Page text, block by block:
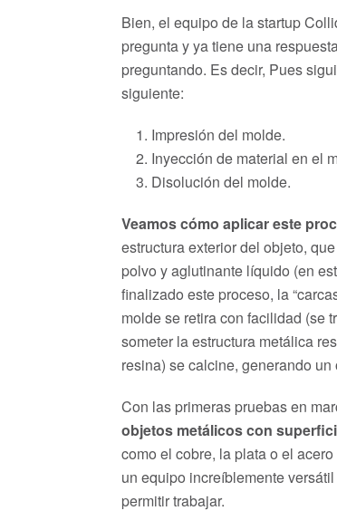
Bien, el equipo de la startup
pregunta y ya tiene una
preguntando. Es decir, Pues
siguiente:
Impresión del molde.
Inyección de material en el
Disolución del molde.
Veamos cómo aplicar este
estructura exterior del objeto,
polvo y aglutinante líquido (en
finalizado este proceso, la
molde se retira con facilidad (se
someter la estructura metálica
resina) se calcine, generando un
Con las primeras pruebas en
objetos metálicos con
como el cobre, la plata o el
un equipo increíblemente
permitir trabajar.